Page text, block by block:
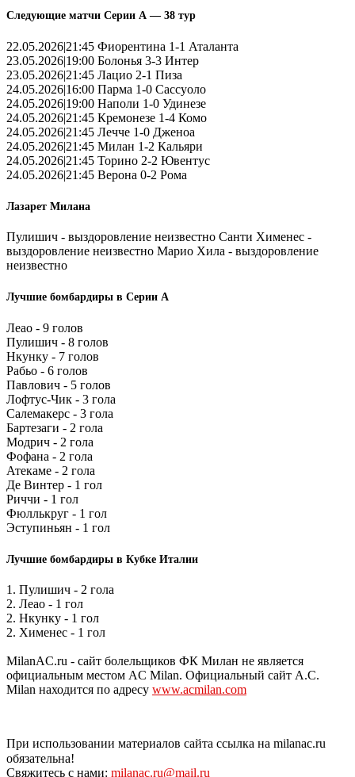
Следующие матчи Серии А — 38 тур
22.05.2026|21:45 Фиорентина 1-1 Аталанта
23.05.2026|19:00 Болонья 3-3 Интер
23.05.2026|21:45 Лацио 2-1 Пиза
24.05.2026|16:00 Парма 1-0 Сассуоло
24.05.2026|19:00 Наполи 1-0 Удинезе
24.05.2026|21:45 Кремонезе 1-4 Комо
24.05.2026|21:45 Лечче 1-0 Дженоа
24.05.2026|21:45 Милан 1-2 Кальяри
24.05.2026|21:45 Торино 2-2 Ювентус
24.05.2026|21:45 Верона 0-2 Рома
Лазарет Милана
Пулишич - выздоровление неизвестно Санти Хименес -
выздоровление неизвестно Марио Хила - выздоровление
неизвестно
Лучшие бомбардиры в Серии А
Леао - 9 голов
Пулишич - 8 голов
Нкунку - 7 голов
Рабьо - 6 голов
Павлович - 5 голов
Лофтус-Чик - 3 гола
Салемакерс - 3 гола
Бартезаги - 2 гола
Модрич - 2 гола
Фофана - 2 гола
Атекаме - 2 гола
Де Винтер - 1 гол
Риччи - 1 гол
Фюллькруг - 1 гол
Эступиньян - 1 гол
Лучшие бомбардиры в Кубке Италии
1. Пулишич - 2 гола
2. Леао - 1 гол
2. Нкунку - 1 гол
2. Хименес - 1 гол
MilanAC.ru - сайт болельщиков ФК Милан не является
официальным местом AC Milan. Официальный сайт A.C.
Milan находится по адресу www.acmilan.com
При использовании материалов сайта ссылка на milanac.ru
обязательна!
Свяжитесь с нами: milanac.ru@mail.ru